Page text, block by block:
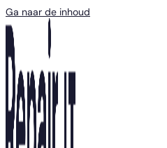
Ga naar de inhoud